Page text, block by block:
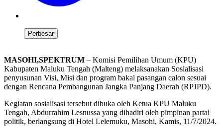
Perbesar
MASOHI,SPEKTRUM – Komisi Pemilihan Umum (KPU)
Kabupaten Maluku Tengah (Malteng) melaksanakan Sosialisasi
penyusunan Visi, Misi dan program bakal pasangan calon sesuai
dengan Rencana Pembangunan Jangka Panjang Daerah (RPJPD).
Kegiatan sosialisasi tersebut dibuka oleh Ketua KPU Maluku
Tengah, Abdurrahim Lesnussa yang dihadiri oleh pimpinan partai
politik, berlangsung di Hotel Lelemuku, Masohi, Kamis, 11/7/2024.